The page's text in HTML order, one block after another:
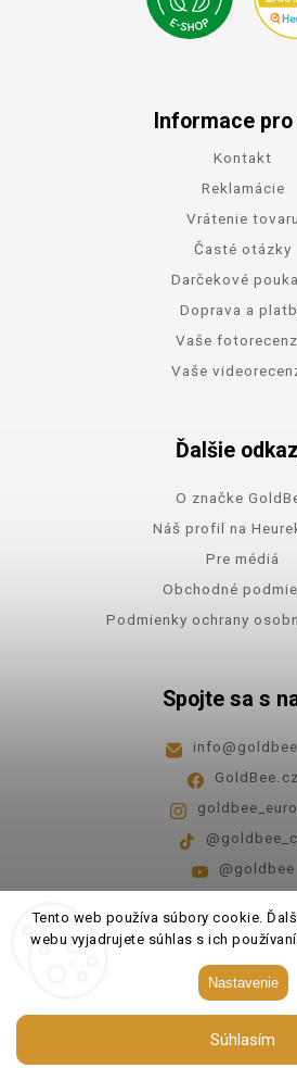
Tento web používa súbory cookie.
webu vyjadrujete súhlas s ich
Nastavenie
Súhlasím
Informace
Kontakt
Reklamácie
Vrátenie tovaru
Časté otázky
Darčekové
Doprava a
Vaše
Vaše
Ďalšie
O značke
Náš profil na
Pre médiá
Obchodné
Podmienky ochrany
Spojte sa s
info@
GoldBee.cz
@goldbee
Pondelok - piatok
GoldBee.
Upraviť nastavenie
Shoptet| Design